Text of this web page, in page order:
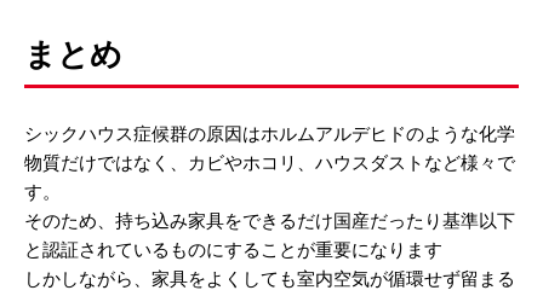
まとめ
シックハウス症候群の原因はホルムアルデヒドのような化学
物質だけではなく、カビやホコリ、ハウスダストなど様々で
す。
そのため、持ち込み家具をできるだけ国産だったり基準以下
と認証されているものにすることが重要になります
しかしながら、家具をよくしても室内空気が循環せず留まる